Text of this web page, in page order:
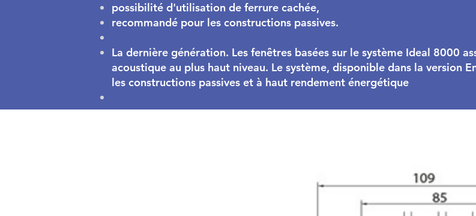
possibilité d'utilisation de ferrure cachée,
recommandé pour les constructions passives.
La dernière génération. Les fenêtres basées sur le système Ideal 8000
acoustique au plus haut niveau. Le système, disponible dans la version
les constructions passives et à haut rendement énergétique